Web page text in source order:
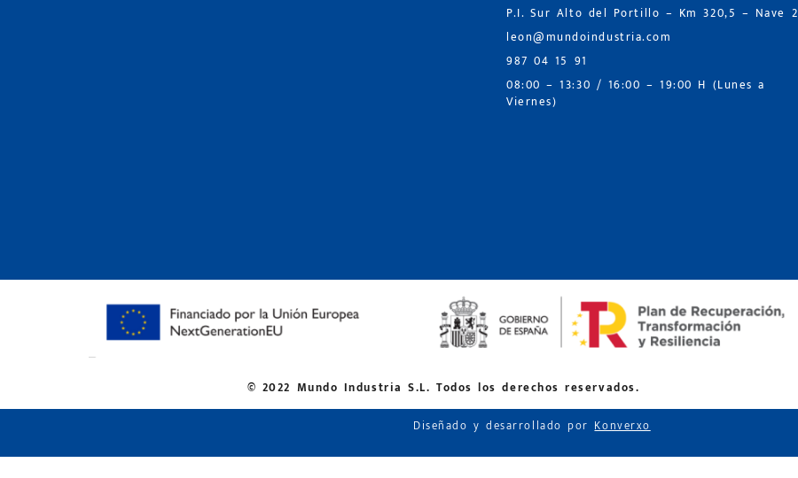
P.I. Sur Alto del Portillo – Km 320,5 – Nave 2
leon@mundoindustria.com
987 04 15 91
08:00 – 13:30 / 16:00 – 19:00 H (Lunes a
Viernes)
© 2022 Mundo Industria S.L. Todos los derechos reservados.
Diseñado y desarrollado porKonverxo